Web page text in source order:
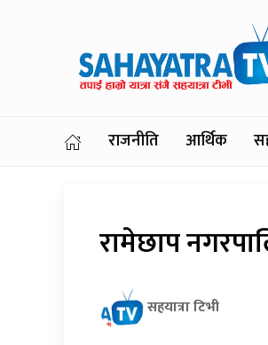
राजनीति आर्थिक
रामेछाप
सहयात्रा टिभी